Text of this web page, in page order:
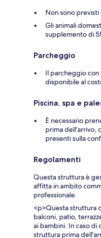
Non sono previsti
Gli animali
supplemento di
Parcheggio
Il parcheggio con
disponibile al
Piscina, spa e
È necessario
prima dell'arrivo,
presenti sulla
Regolamenti
Questa struttura è
affitta in ambito
professionale.
<p>Questa struttura
balconi, patio,
ai bambini. In caso
struttura prima